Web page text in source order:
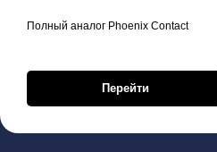
Полный аналог Phoenix Contact
Перейти